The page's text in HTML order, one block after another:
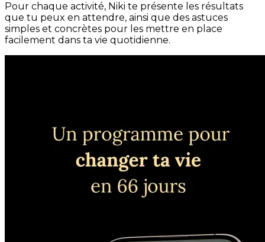
Pour chaque activité, Niki te présente les résultats
que tu peux en attendre, ainsi que des astuces
simples et concrètes pour les mettre en place
facilement dans ta vie quotidienne.